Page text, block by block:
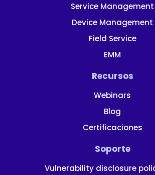
Service Management
Device Management
Field Service
EMM
Recursos
Webinars
Blog
Certificaciones
Soporte
Vulnerability disclosure